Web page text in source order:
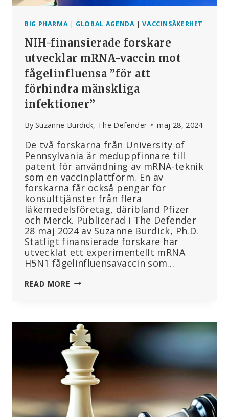
BIG PHARMA | GLOBAL AGENDA |VACCINSÄKERHET
NIH-finansierade forskare
utvecklar mRNA-vaccin mot
fågelinfluensa ”för att
förhindra mänskliga
infektioner”
By Suzanne Burdick, The Defender maj 28, 2024
De två forskarna från University of
Pennsylvania är meduppfinnare till
patent för användning av mRNA-teknik
som en vaccinplattform. En av
forskarna får också pengar för
konsulttjänster från flera
läkemedelsföretag, däribland Pfizer
och Merck. Publicerad i The Defender
28 maj 2024 av Suzanne Burdick, Ph.D.
Statligt finansierade forskare har
utvecklat ett experimentellt mRNA
H5N1 fågelinfluensavaccin som…
READ MORE NIH-
MRNA-
VACCIN
MOT
FÅGELINFLUENSA
”FÖR
ATT
FÖRHINDRA
MÄNSKLIGA
INFEKTIONER”